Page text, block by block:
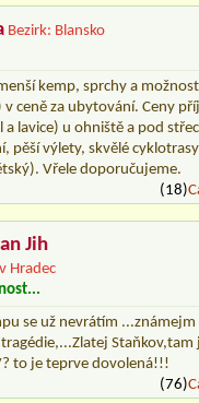
Bezirk: Blansko
kemp, sprchy a
v ceně za ubytování. Ceny
a lavice) u ohniště a pod
pěší výlety, skvělé
Vřele doporučujeme.
(18)
Jih
Hradec
se už nevrátím
Staňkov,tam
to je teprve dovolená!!!
(76)